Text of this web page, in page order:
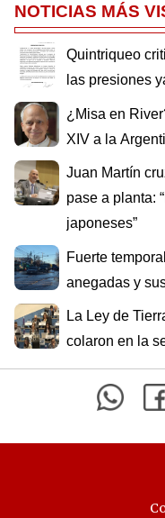
NOTICIAS MÁS
Quintriqueo
las presiones
¿Misa en
XIV a la
Juan Martín
pase a planta:
japoneses”
Fuerte
anegadas y
La Ley de
colaron en la